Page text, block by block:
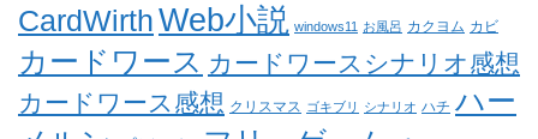
CardWirthWeb小説 windows11 お風呂 カクヨム カビ
カードワース カードワースシナリオ感想
カードワース感想 クリスマス ゴキブリ シナリオ ハチ ハー